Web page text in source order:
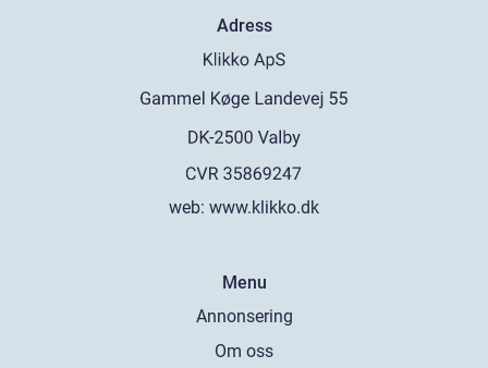
Adress
web: www.klikko.dk
Menu
Annonsering
Om oss